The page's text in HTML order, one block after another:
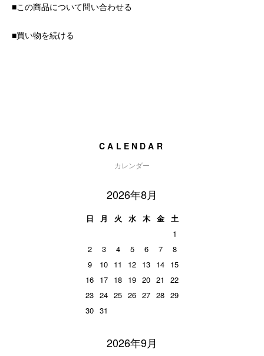
■この商品について問い合わせる
■買い物を続ける
CALENDAR
カレンダー
2026年8月
日 月 火 水 木 金
土
1
2
3 4 5 6 7
8
9
10 11 12 13 14 15
16 17 18 19 20 21
22
23 24 25 26 27 28 29
30 31
2026年9月